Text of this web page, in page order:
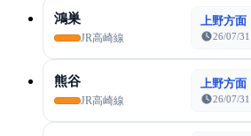
鴻巣
JR高崎線
上野方面
26/07/
熊谷
JR高崎線
上野方面
26/07/